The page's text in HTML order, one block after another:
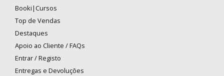
Booki|Cursos
Top de Vendas
Destaques
Apoio ao Cliente / FAQs
Entrar / Registo
Entregas e Devoluções